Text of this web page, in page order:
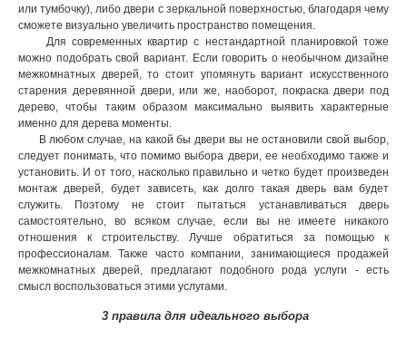
или тумбочку), либо двери с зеркальной поверхностью, благодаря чему
сможете визуально увеличить пространство помещения.
Для современных квартир с нестандартной планировкой тоже
можно подобрать свой вариант. Если говорить о необычном дизайне
межкомнатных дверей, то стоит упомянуть вариант искусственного
старения деревянной двери, или же, наоборот, покраска двери под
дерево, чтобы таким образом максимально выявить характерные
именно для дерева моменты.
В любом случае, на какой бы двери вы не остановили свой выбор,
следует понимать, что помимо выбора двери, ее необходимо также и
установить. И от того, насколько правильно и четко будет произведен
монтаж дверей, будет зависеть, как долго такая дверь вам будет
служить. Поэтому не стоит пытаться устанавливаться дверь
самостоятельно, во всяком случае, если вы не имеете никакого
отношения к строительству. Лучше обратиться за помощью к
профессионалам. Также часто компании, занимающиеся продажей
межкомнатных дверей, предлагают подобного рода услуги - есть
смысл воспользоваться этими услугами.
3 правила для идеального выбора